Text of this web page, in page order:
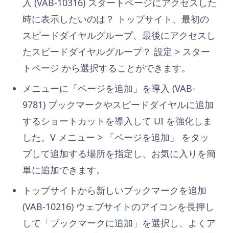
入 (VAB-10316) スタートページにアクセスした
時に表示したいのは？ トップサイト、最初の
スピードダイヤルグループ、最後にアクセスし
たスピードダイヤルグループ？ 設定 > スター
トページ から選択することができます。
メニューに「ページを追加」を導入 (VAB-
9781) ブックマークやスピードダイヤルに追加
するショートカットを導入して UI を強化しま
した。V メニュー > 「ページを追加」 をタッ
プして追加する場所を指定し、お気に入りを簡
単に追加できます。
トップサイトから新しいブックマークを追加
(VAB-10216) ウェブサイトのアイコンを長押し
して「ブックマークに追加」を選択し、よくア